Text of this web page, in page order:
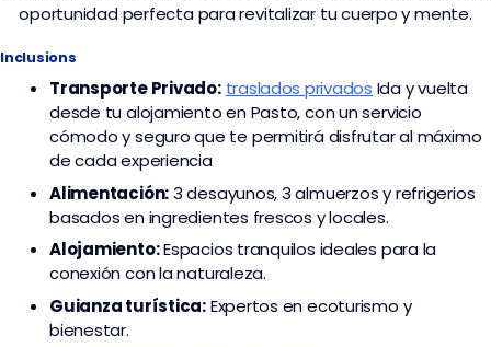
oportunidad perfecta para revitalizar tu cuerpo y mente.
Inclusions
TransportePrivado: traslados privados Ida y vuelta
desde tu alojamiento en Pasto, con un servicio
cómodo y seguro que te permitirá disfrutar al máximo
de cada experiencia
Alimentación:3 desayunos, 3 almuerzos y refrigerios
basados en ingredientes frescos y locales.
Alojamiento:Espacios tranquilos ideales para la
conexión con la naturaleza.
Guianza turística:Expertos en ecoturismo y
bienestar.